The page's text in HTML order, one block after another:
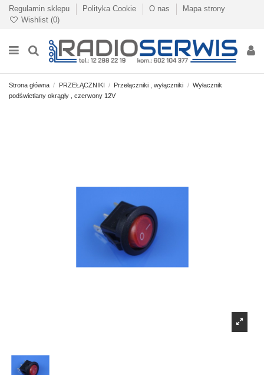
Regulamin sklepu Polityka Cookie O nas
Mapa strony
Wishlist (0)
Strona główna PRZEŁĄCZNIKI Przełączniki , wyłączniki
Wyłacznik
podświetlany okrągły , czerwony 12V